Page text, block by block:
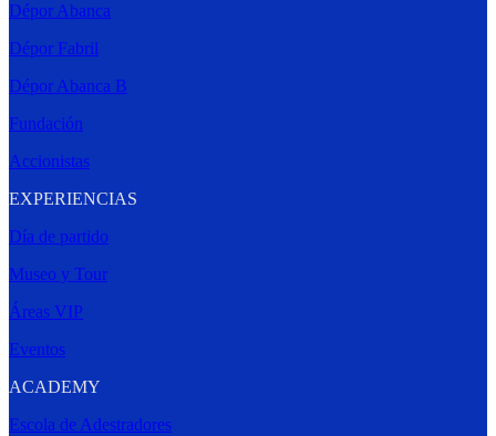
Dépor Abanca
Dépor Fabril
Dépor Abanca B
Fundación
Accionistas
EXPERIENCIAS
Día de partido
Museo y Tour
Áreas VIP
Eventos
ACADEMY
Escola de Adestradores